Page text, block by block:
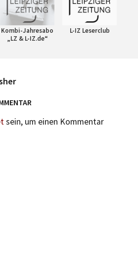
Kombi-Jahresabo
„LZ & L-IZ.de“
L-IZ Leserclub
sein, um einen Kommentar